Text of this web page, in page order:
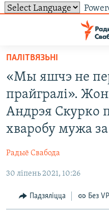
ўнівэрсальнага
доступу
Перайсьці
галоўнага
зьместу
Перайсьці
да
галоўнай
Перайсьці
пошуку
ВАЙНА
БЕЛАРУСЫ НА ВАЙНЕ
КНІГІ
АЎДЫЁКНІГІ
СУВЯЗЬ
АБЫСЬЦІ БЛЯКАВАНЬНЕ
ПАДПІСАЦЦА
FACEBOOK
TWITTER
САЧЫЦЕ ЗА АБНАЎЛЕНЬНЯМІ
ПАЛІТВЯЗЬНІ
«Мы яшчэ не
прайгралі».
Андрэя Скурко
хваробу мужа
Радыё Свабода
30 ліпень 2021, 10:26
Падзяліцца Без